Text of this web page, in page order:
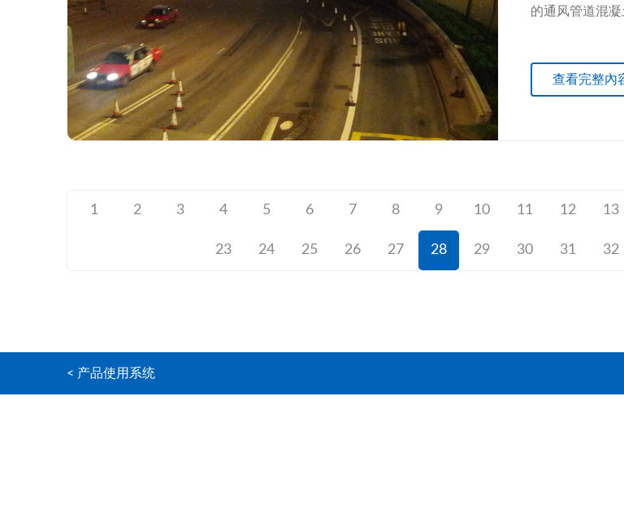
的通风管道混
查看完整內
1 2 3 4 5 6 7 8 9 10 11 12 13
23 24 25 26 27 28 29 30 31 32
< 产品使用系统